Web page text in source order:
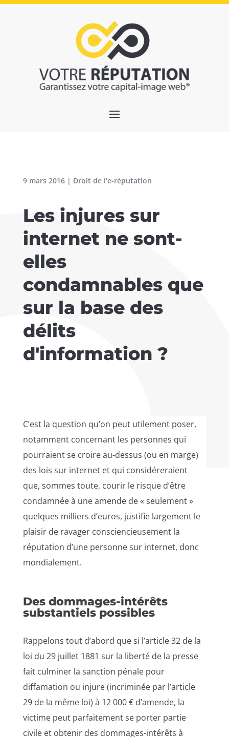
9 mars 2016| Droit de l'e-réputation
Les injures sur
internet ne sont-
elles
condamnables que
sur la base des
délits
d'information ?
C’est la question qu’on peut utilement poser,
notamment concernant les personnes qui
pourraient se croire au-dessus (ou en marge)
des lois sur internet et qui considéreraient
que, sommes toute, courir le risque d’être
condamnée à une amende de « seulement »
quelques milliers d’euros, justifie largement le
plaisir de ravager consciencieusement la
réputation d’une personne sur internet, donc
mondialement.
Des dommages-intérêts
substantiels possibles
Rappelons tout d’abord que si l’article 32 de la
loi du 29 juillet 1881 sur la liberté de la presse
fait culminer la sanction pénale pour
diffamation ou injure (incriminée par l’article
29 de la même loi) à 12 000 € d’amende, la
victime peut parfaitement se porter partie
civile et obtenir des dommages-intérêts à